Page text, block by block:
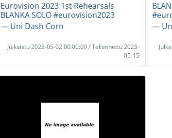
Eurovision 2023 1st Rehearsals
BLANKA SOLO #eurovision2023
― Uni Dash Corn
Julkaistu 2023-05-02 00:00:00 / Tallennettu 2023-
05-15
―